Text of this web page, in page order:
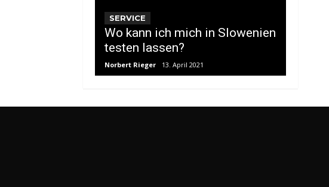
SERVICE
Wo kann ich mich in Slowenien
testen lassen?
Norbert Rieger 13. April 2021